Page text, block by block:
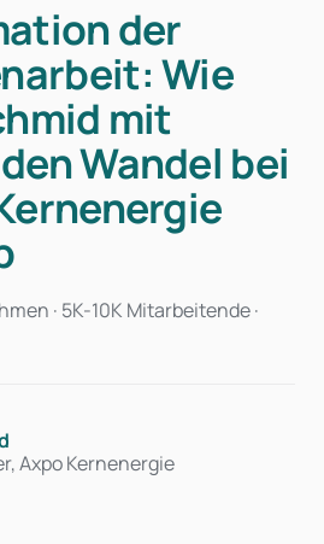
der
Wie
mit
Wandel bei
· 5K-10K Mitarbeitende ·
Axpo Kernenergie